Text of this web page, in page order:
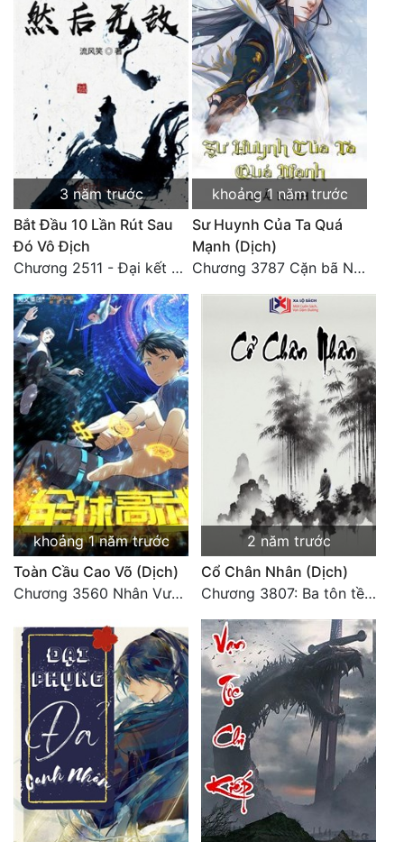
3 năm trước
Bắt Đầu 10 Lần Rút Sau
Đó Vô Địch
Chương 2511 - Đại kết cục, Phiên ngoại thiên: Chư thiên quy nhất giới, vĩnh hằng thế giới. Hết!
khoảng 1 năm trước
Sư Huynh Của Ta Quá
Mạnh (Dịch)
Chương 3787 Cặn bã Nam Thiên Đạo
khoảng 1 năm trước
Toàn Cầu Cao Võ (Dịch)
Chương 3560 Nhân Vương trở về - END
2 năm trước
Cổ Chân Nhân (Dịch)
Chương 3807: Ba tôn tề công Thiên Đình (2)